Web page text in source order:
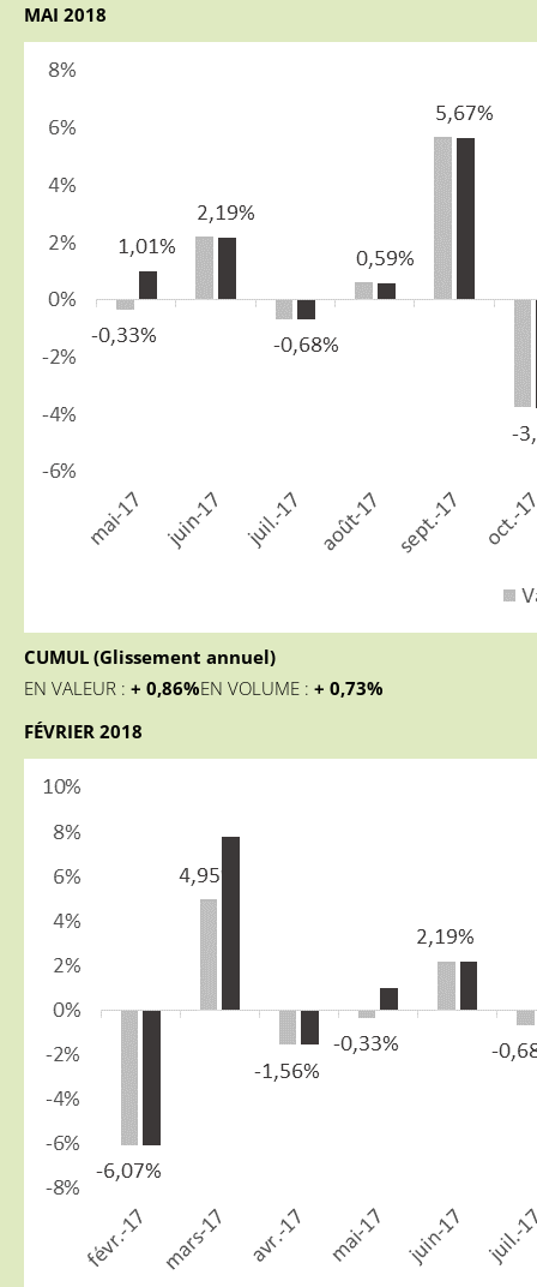
MAI 2018
CUMUL (Glissement annuel)
EN VALEUR : + 0,86%EN VOLUME : + 0,73%
FÉVRIER 2018